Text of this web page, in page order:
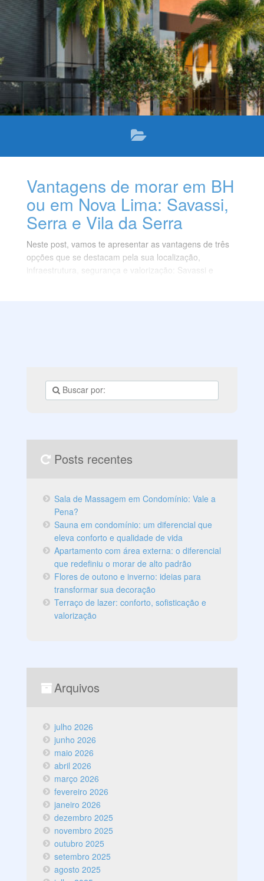
Vantagens de morar em BH
ou em Nova Lima: Savassi,
Serra e Vila da Serra
Neste post, vamos te apresentar as vantagens de três
opções que se destacam pela sua localização,
infraestrutura, segurança e valorização: Savassi e
Posts recentes
Sala de Massagem em Condomínio: Vale a
Pena?
Sauna em condomínio: um diferencial que
eleva conforto e qualidade de vida
Apartamento com área externa: o diferencial
que redefiniu o morar de alto padrão
Flores de outono e inverno: ideias para
transformar sua decoração
Terraço de lazer: conforto, sofisticação e
valorização
Arquivos
julho 2026
junho 2026
maio 2026
abril 2026
março 2026
fevereiro 2026
janeiro 2026
dezembro 2025
novembro 2025
outubro 2025
setembro 2025
agosto 2025